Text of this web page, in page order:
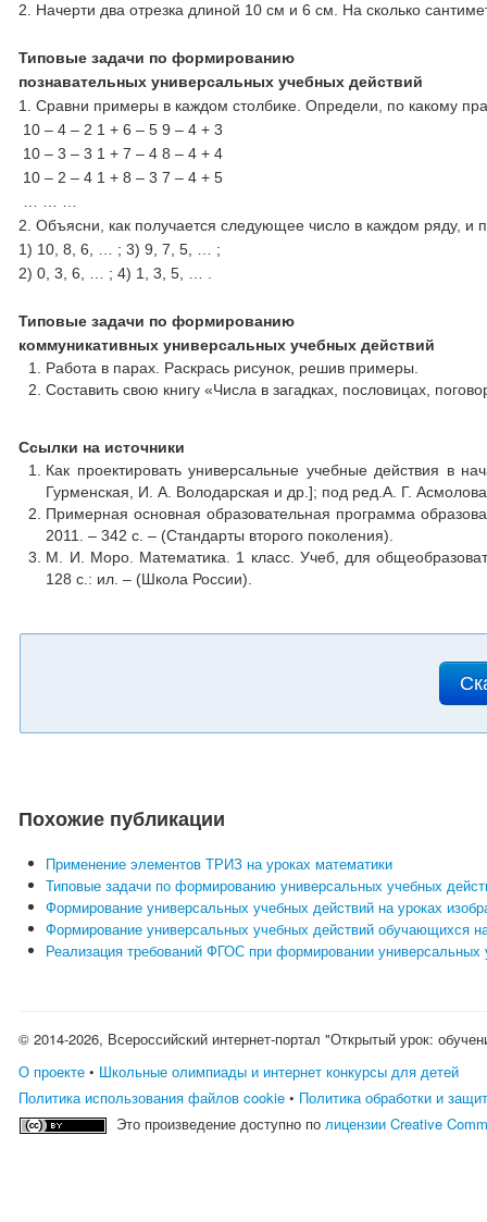
2. Начерти два отрезка длиной 10 см и 6 см. На сколько
Типовые задачи по формированию
познавательных универсальных учебных действий
1. Сравни примеры в каждом столбике. Определи, по какому
10 – 4 – 2 1 + 6 – 5 9 – 4 + 3
10 – 3 – 3 1 + 7 – 4 8 – 4 + 4
10 – 2 – 4 1 + 8 – 3 7 – 4 + 5
2. Объясни, как получается следующее число в каждом ряду, и
1) 10, 8, 6, … ; 3) 9, 7, 5, … ;
2) 0, 3, 6, … ; 4) 1, 3, 5, … .
Типовые задачи по формированию
коммуникативных универсальных учебных действий
Работа в парах. Раскрась рисунок, решив примеры.
Составить свою книгу «Числа в загадках, пословицах,
Ссылки на источники
Как проектировать универсальные учебные действия в
Гурменская, И. А. Володарская и др.]; под ред.А. Г.
Примерная основная образовательная программа
2011. – 342 с. – (Стандарты второго поколения).
М. И. Моро. Математика. 1 класс. Учеб, для
128 с.: ил. – (Школа России).
Похожие публикации
Применение элементов ТРИЗ на уроках математики
Типовые задачи по формированию универсальных учебных
Формирование универсальных учебных действий на уроках
Формирование универсальных учебных действий обучающихся
Реализация требований ФГОС при формировании
© 2014-2026, Всероссийский интернет-портал "Открытый урок:
О проекте • Школьные олимпиады и интернет конкурсы для детей
Политика использования файлов cookie • Политика обработки и
Это произведение доступно полицензии Creative